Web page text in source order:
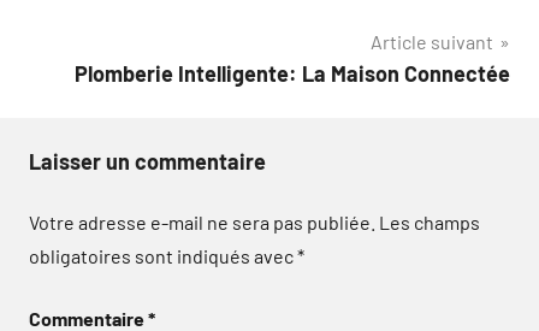
Article suivant
Plomberie Intelligente: La Maison Connectée
Laisser un commentaire
Votre adresse e-mail ne sera pas publiée. Les champs
obligatoires sont indiqués avec*
Commentaire*